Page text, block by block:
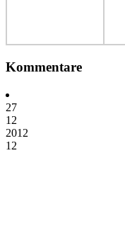
Kommentare
27
12
2012
12